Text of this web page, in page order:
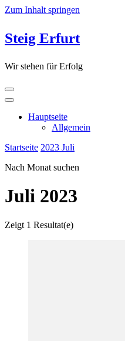
Zum Inhalt springen
Steig Erfurt
Wir stehen für Erfolg
Hauptseite
Allgemein
Startseite 2023 Juli
Nach Monat suchen
Juli 2023
Zeigt 1 Resultat(e)